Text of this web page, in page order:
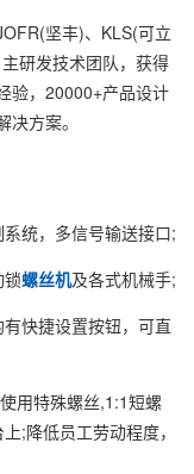
坚丰)、KLS(可立
研发技术团队，获得
验，20000+产品设计
方案。
统，多信号输送接口;
螺丝机及各式机械手;
快捷设置按钮，可直
用特殊螺丝,1:1短螺
;降低员工劳动程度，